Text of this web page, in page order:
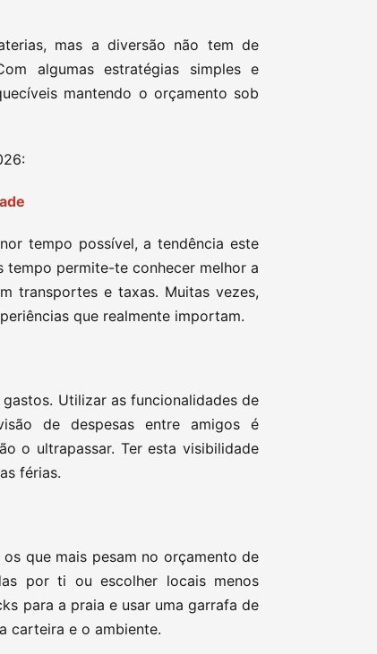
mas a diversão não tem de
algumas estratégias simples e
mantendo o orçamento sob
tempo possível, a tendência este
tempo permite-te conhecer melhor a
transportes e taxas. Muitas vezes,
que realmente importam.
Utilizar as funcionalidades de
de despesas entre amigos é
o ultrapassar. Ter esta visibilidade
férias.
que mais pesam no orçamento de
por ti ou escolher locais menos
para a praia e usar uma garrafa de
carteira e o ambiente.